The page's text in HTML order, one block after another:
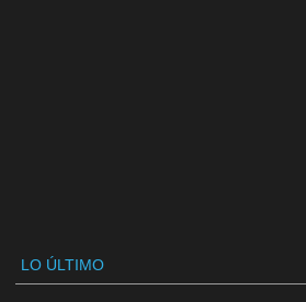
LO ÚLTIMO